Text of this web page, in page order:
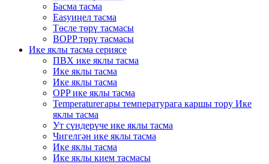
Басма тасма
Easyиңел тасма
Төсле төрү тасмасы
BOPP төрү тасмасы
Ике яклы тасма сериясе
ПВХ ике яклы тасма
Ике яклы тасма
Ике яклы тасма
OPP ике яклы тасма
Temperatureгары температурага каршы тору Ике
яклы тасма
Ут сүндерүче ике яклы тасма
Чигелгән ике яклы тасма
Ике яклы тасма
Ике яклы кием тасмасы